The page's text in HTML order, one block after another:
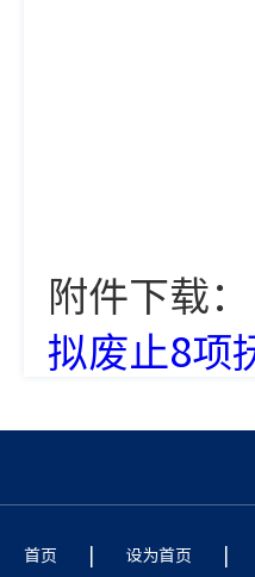
附件下载：
拟废止8项
首页 | 设为首页 |